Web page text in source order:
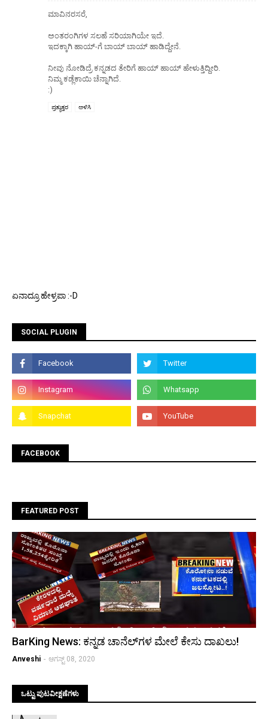
ಮಾವಿನರಸರೆ,
ಅಂತರಂಗಿಗಳ ಸಲಹೆ ಸರಿಯಾಗಿಯೇ ಇದೆ.
ಇದಕ್ಕಾಗಿ ಹಾಯ್-ಗೆ ಬಾಯ್ ಬಾಯ್ ಹಾಡಿದ್ದೇನೆ.
ನೀವು ನೋಡಿದ್ರೆ ಕನ್ನಡದ ತೇರಿಗೆ ಹಾಯ್ ಹಾಯ್ ಹೇಳುತ್ತಿದ್ದೀರಿ.
ನಿಮ್ಮ ಕಡ್ಲೆಕಾಯಿ ಚೆನ್ನಾಗಿದೆ.
:)
ಪ್ರತ್ಯುತ್ತರ ಅಳಿಸಿ
ಏನಾದ್ರೂ ಹೇಳ್ರಪಾ :-D
SOCIAL PLUGIN
FACEBOOK
FEATURED POST
BarKing News: ಕನ್ನಡ ಚಾನೆಲ್‌ಗಳ ಮೇಲೆ ಕೇಸು ದಾಖಲು!
Anveshi - ಆಗಸ್ಟ್ 08, 2020
ಒಟ್ಟು ಪುಟವೀಕ್ಷಣೆಗಳು